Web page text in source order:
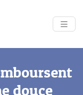
douce